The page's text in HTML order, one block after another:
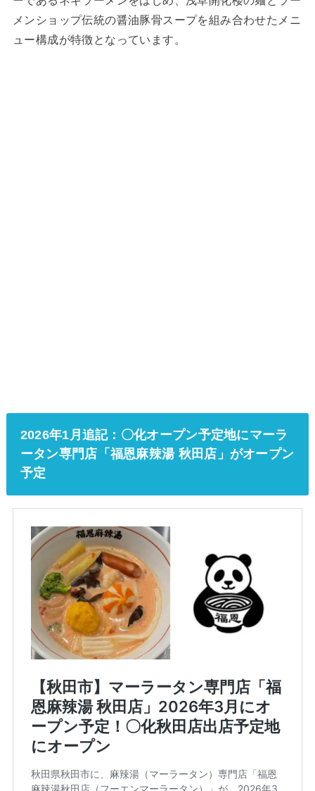
メンショップ伝統の醤油豚骨スープを組み合わせたメニ
ュー構成が特徴となっています。
2026年1月追記：〇化オープン予定地にマーラ
ータン専門店「福恩麻辣湯 秋田店」がオープン
予定